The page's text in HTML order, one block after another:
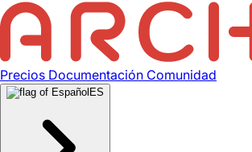
Precios Documentación Comunidad
ES